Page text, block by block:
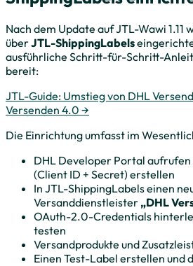
Nach dem Update auf JTL-Wawi 1.11
überJTL-ShippingLabels
ausführliche Schritt-für-Schritt-
bereit:
JTL-Guide: Umstieg von DHL
Versenden 4.0 →
Die Einrichtung umfasst im
DHL Developer Portal
(Client ID + Secret) erstellen
In JTL-ShippingLabels einen
Versanddienstleister „DHL
OAuth-2.0-Credentials
testen
Versandprodukte und
Einen Test-Label erstellen und